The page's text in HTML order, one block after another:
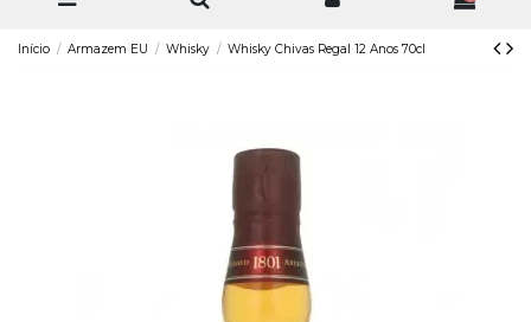
Início Armazem EU Whisky Whisky Chivas Regal 12 Anos 70cl